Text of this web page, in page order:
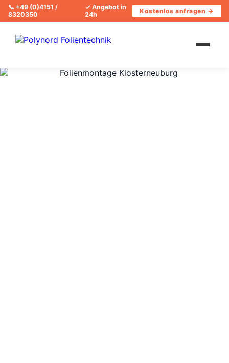
📞 +49 (0)4151 /
8320350
✓ Angebot in
24h
Kostenlos anfragen →